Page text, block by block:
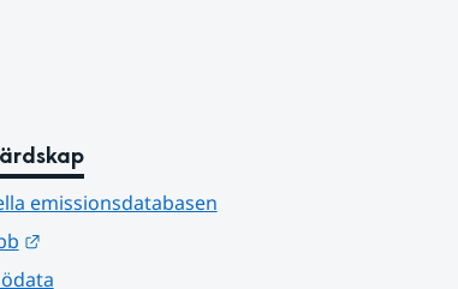
emissionsdatabasen
Länk till annan webbplats.